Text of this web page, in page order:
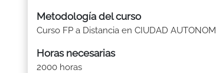
Metodología del curso
Curso FP a Distancia en CIUDAD
Horas necesarias
2000 horas